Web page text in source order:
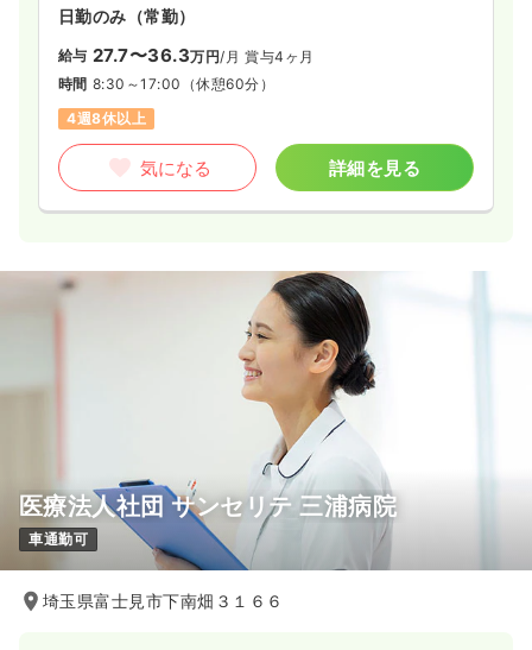
日勤のみ（常勤）
給与 27.7〜36.3万円/月 賞与4ヶ月
時間 8:30～17:00 （休憩60分）
4週8休以上
気になる 詳細を見る
医療法人社団 サンセリテ 三浦病院
車通勤可
埼玉県富士見市下南畑３１６６